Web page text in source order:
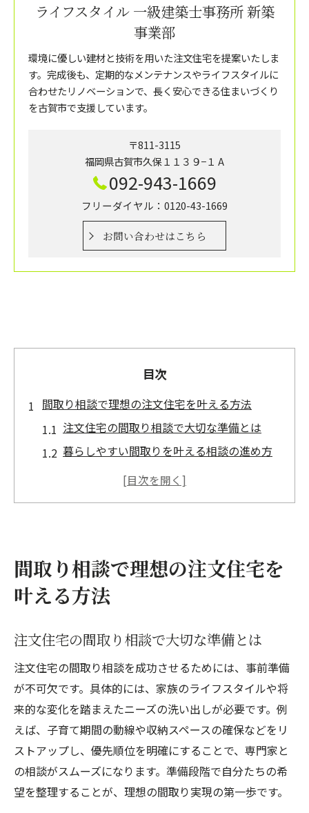
ライフスタイル 一級建築士事務所 新築
事業部
環境に優しい建材と技術を用いた注文住宅を提案いたしま
す。完成後も、定期的なメンテナンスやライフスタイルに
合わせたリノベーションで、長く安心できる住まいづくり
を古賀市で支援しています。
〒811-3115
福岡県古賀市久保１１３９−１ A
092-943-1669
フリーダイヤル：0120-43-1669
お問い合わせはこちら
目次
間取り相談で理想の注文住宅を叶える方法
注文住宅の間取り相談で大切な準備とは
暮らしやすい間取りを叶える相談の進め方
注文住宅の間取り決定で重視すべき視点
家づくりの後悔を防ぐ間取りの工夫とは
注文住宅で後悔しないための間取りチェッ
失敗例から学ぶ後悔しない間取りの工夫
家事効率を高める注文住宅間取りの工夫術
生活動線を意識した注文住宅の間取り実践
法
注文住宅の収納計画で後悔を防ぐコツ
専門家と一緒に考える間取りの優先順位
間取りのセカンドオピニオン活用術解説
注文住宅でセカンドオピニオンが必要な理
間取り相談で理想の注文住宅を
叶える方法
注文住宅の間取り相談で大切な準備とは
注文住宅の間取り相談を成功させるためには、事前準備
が不可欠です。具体的には、家族のライフスタイルや将
来的な変化を踏まえたニーズの洗い出しが必要です。例
えば、子育て期間の動線や収納スペースの確保などをリ
ストアップし、優先順位を明確にすることで、専門家と
の相談がスムーズになります。準備段階で自分たちの希
望を整理することが、理想の間取り実現の第一歩です。